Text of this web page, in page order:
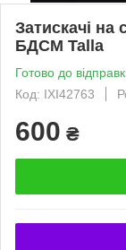
Затискачі на
БДСМ Talla
Готово до
Код: IXI42763
600 ₴